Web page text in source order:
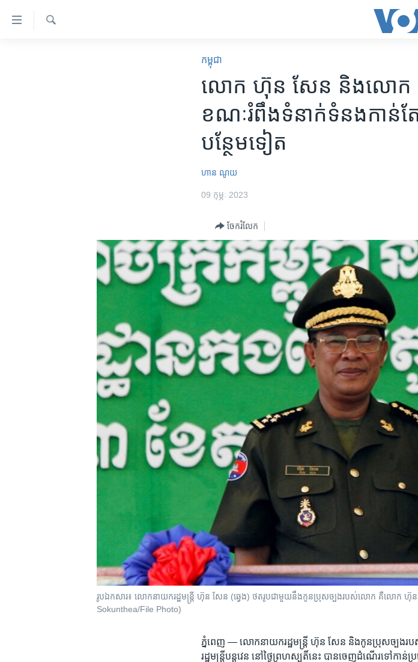
ទៅ​
កម្ពុជា
លោក ហ៊ុន សែន និង​លោក
ខណៈ​រំពឹង​ទំនាក់ទំនង​កាន់
បន្ថែម​ទៀត
ហាន ណូយ
09 កុម្ភៈ 2023
ចែករំលែក
រូបឯកសារ៖ លោក​នាយករដ្ឋមន្ត្រី ហ៊ុន សែន (ឆ្វេង) ថតរូប​ជាមួយ​នឹង​កូន​ប្រុស​ច្បង​របស់​លោក​ គឺ​លោក ហ៊ុន
Sokunthea/File Photo)
ភ្នំពេញ —លោក​នាយក​រដ្ឋមន្ត្រី​ ហ៊ុន សែន ​និង​កូន​ប្រុស​ច្បង​
រដ្ឋ​មន្រ្តី​បន្ត​វេន ​នៅ​ថ្ងៃ​ព្រហស្បតិ៍​នេះ ​បាន​ចេញ​ដំណើរ​ទៅ​កា